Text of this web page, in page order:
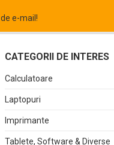
e-mail!
CATEGORII DE INTERES
Calculatoare
Laptopuri
Imprimante
Tablete, Software & Diverse